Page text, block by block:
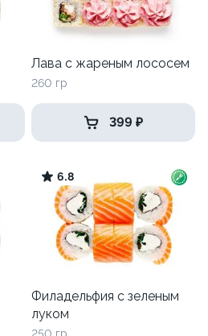
Лава с жареным лососем
260 гр
399 ₽
6.8
Филадельфия с зеленым
луком